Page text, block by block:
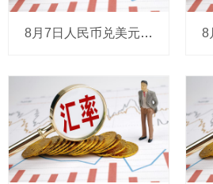
8月7日人民币兑美元中间价报6.7904，调贬9个基点